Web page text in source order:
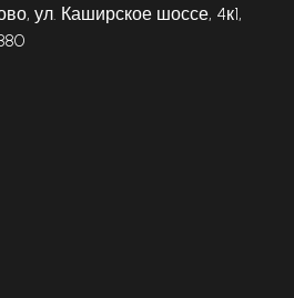
ул. Каширское шоссе, 4к1,